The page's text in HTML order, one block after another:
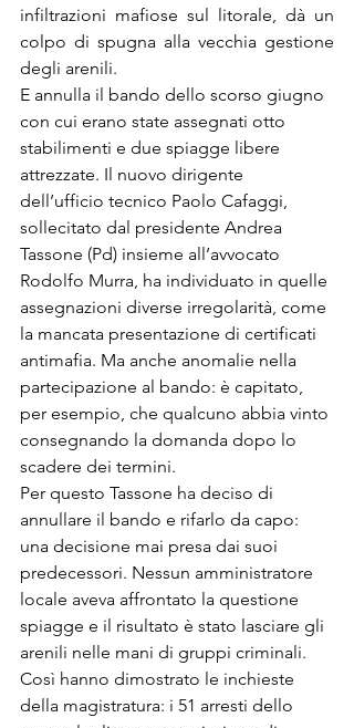
infiltrazioni mafiose sul litorale, dà un
colpo di spugna alla vecchia gestione
degli arenili.
E annulla il bando dello scorso giugno
con cui erano state assegnati otto
stabilimenti e due spiagge libere
attrezzate. Il nuovo dirigente
dell’ufficio tecnico Paolo Cafaggi,
sollecitato dal presidente Andrea
Tassone (Pd) insieme all’avvocato
Rodolfo Murra, ha individuato in quelle
assegnazioni diverse irregolarità, come
la mancata presentazione di certificati
antimafia. Ma anche anomalie nella
partecipazione al bando: è capitato,
per esempio, che qualcuno abbia vinto
consegnando la domanda dopo lo
scadere dei termini.
Per questo Tassone ha deciso di
annullare il bando e rifarlo da capo:
una decisione mai presa dai suoi
predecessori. Nessun amministratore
locale aveva affrontato la questione
spiagge e il risultato è stato lasciare gli
arenili nelle mani di gruppi criminali.
Così hanno dimostrato le inchieste
della magistratura: i 51 arresti dello